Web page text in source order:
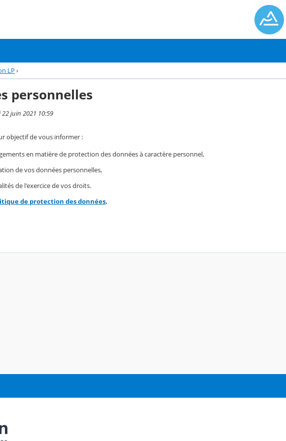
LP ›
personnelles
juin 2021 10:59
objectif de vous informer :
en matière de protection des données à caractère personnel,
de vos données personnelles,
de l'exercice de vos droits.
de protection des données.